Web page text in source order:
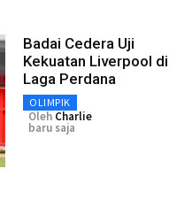
Badai Cedera Uji
Kekuatan Liverpool di
Laga Perdana
OLIMPIK
Oleh Charlie
baru saja